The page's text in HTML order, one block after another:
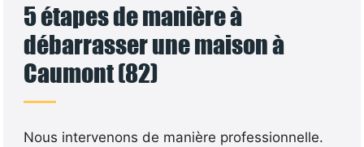
5 étapes de manière à
débarrasser une maison à
Caumont (82)
Nous intervenons de manière professionnelle.